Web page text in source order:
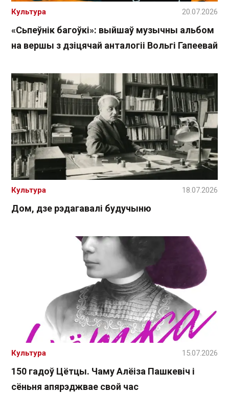
«Сьпеўнік багоўкі»: выйшаў музычны альбом
на вершы з дзіцячай анталогіі Вольгі Гапеевай
Культура 20.07.2026
Дом, дзе рэдагавалі будучыню
Культура 18.07.2026
150 гадоў Цётцы. Чаму Алёіза Пашкевіч і
сёньня апярэджвае свой час
Культура 15.07.2026